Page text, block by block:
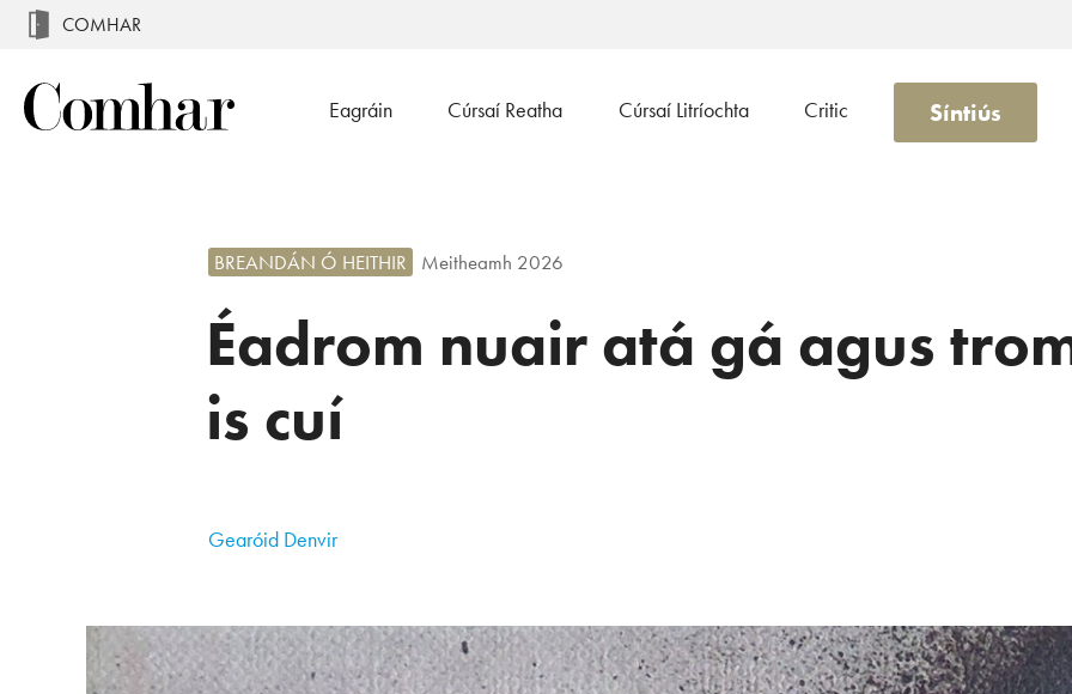
COMHAR
Eagráin Cúrsaí Reatha Cúrsaí Litríochta Critic Síntiús
Éadrom nuair atá gá agus
is cuí
BREANDÁN Ó HEITHIR Meitheamh 2026
Gearóid Denvir